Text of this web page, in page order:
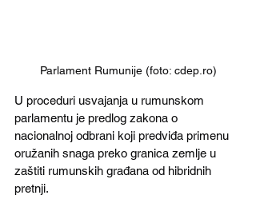
Parlament Rumunije (foto: cdep.ro)
U proceduri usvajanja u rumunskom
parlamentu je predlog zakona o
nacionalnoj odbrani koji predviđa primenu
oružanih snaga preko granica zemlje u
zaštiti rumunskih građana od hibridnih
pretnji.